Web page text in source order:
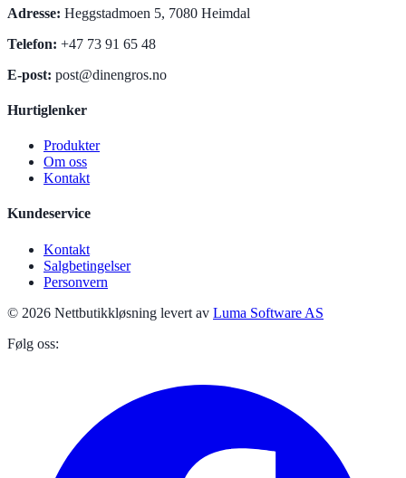
Adresse: Heggstadmoen 5, 7080 Heimdal
Telefon: +47 73 91 65 48
E-post: post@dinengros.no
Hurtiglenker
Produkter
Om oss
Kontakt
Kundeservice
Kontakt
Salgbetingelser
Personvern
© 2026 Nettbutikkløsning levert av Luma Software AS
Følg oss: